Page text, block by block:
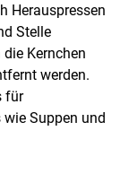
Herauspressen
Stelle
Kernchen
werden.
für
wie Suppen und